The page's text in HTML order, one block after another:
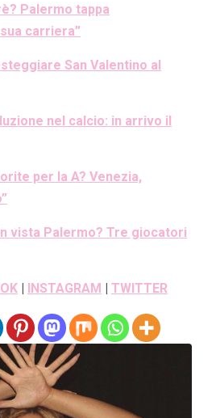
Palermo tappa
carriera”
San Valentino al
nel calcio: in arrivo il
per la A? Venezia,
vista Palermo? Tre giocatori
| INSTAGRAM | TWITTER